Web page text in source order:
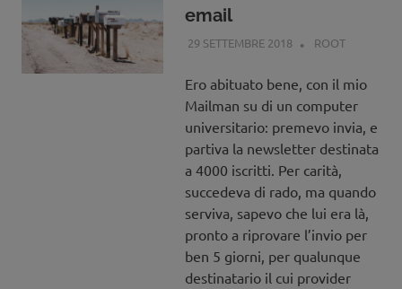
email
29 SETTEMBRE 2018 ROOTEMAIL
Ero abituato bene, con il mio
Mailman su di un computer
universitario: premevo invia, e
partiva la newsletter destinata
a 4000 iscritti. Per carità,
succedeva di rado, ma quando
serviva, sapevo che lui era là,
pronto a riprovare l’invio per
ben 5 giorni, per qualunque
destinatario il cui provider